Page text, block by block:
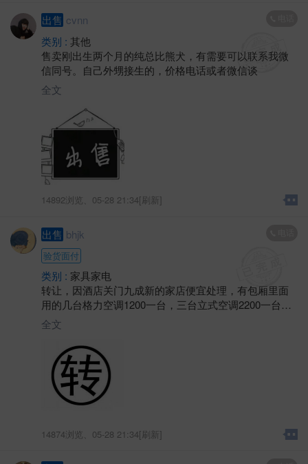
出售 cvnn
类别 : 其他
售卖刚出生两个月的纯总比熊犬，有需要可以联系我微
信同号。自己外甥接生的，价格电话或者微信谈
全文
14892浏览、 05-28 21:34[刷新]
出售 bhjk
验货面付
类别 : 家具家电
转让，因酒店关门九成新的家店便宜处理，有包厢里面
用的几台格力空调1200一台，三台立式空调2200一台，
三开门风冷无霜大冰箱800，西门子对开门冰箱1800，几
台热水器450一台，两台燃气热水器650一台，新款智能
微波炉200，西门子滚筒洗衣机900，还有一台46寸的全
新超薄的网络液晶电视1400，需要的抓紧联系
全文
14874浏览、 05-28 21:34[刷新]